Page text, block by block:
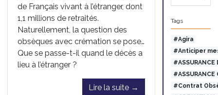
de Français vivant à l’étranger, dont
1,1 millions de retraités.
Naturellement, la question des
obsèques avec crémation se pose…
Que se passe-t-il quand le décès a
lieu à l’étranger ?
Lire la suite →
Tags
#Agira
#Anticiper
#ASSURANCE
#ASSURANCE
#Contrat